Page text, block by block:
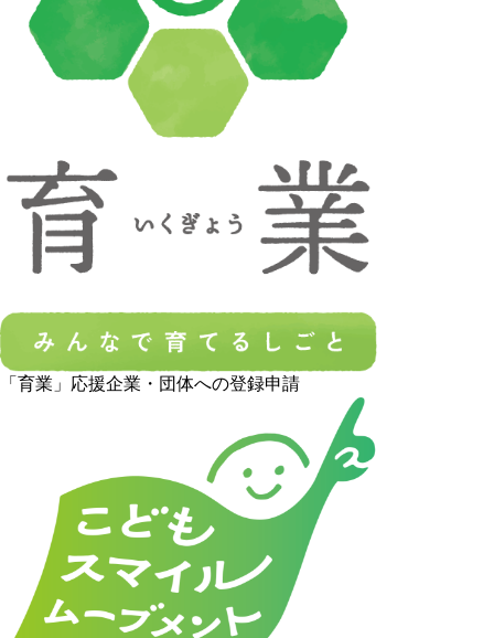
「育業」応援企業・団体への登録申請